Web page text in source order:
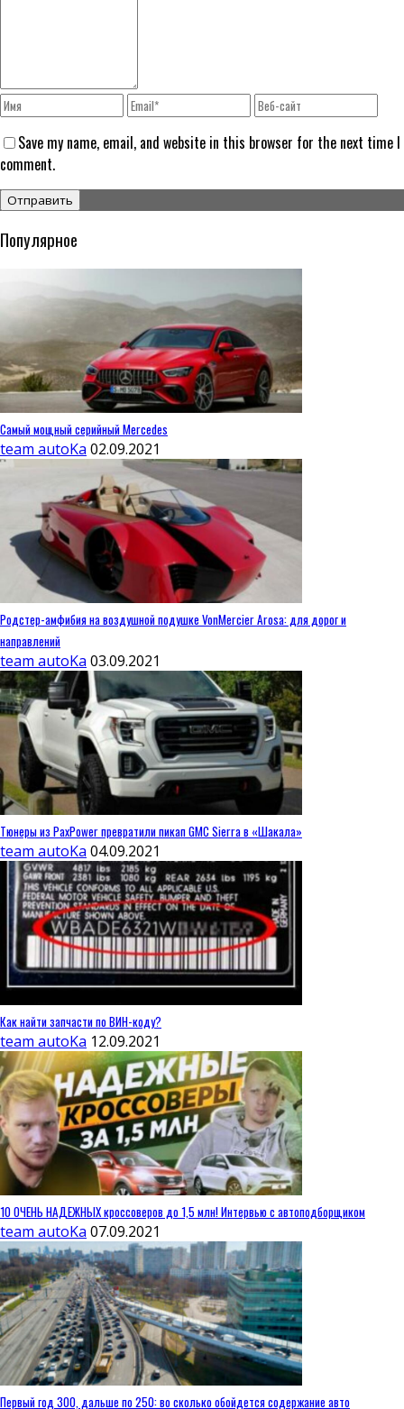
Save my name, email, and website in this browser for the next time I
comment.
Популярное
Самый мощный серийный Mercedes
team autoKa 02.09.2021
Родстер-амфибия на воздушной подушке VonMercier Arosa: для дорог и
направлений
team autoKa 03.09.2021
Тюнеры из PaxPower превратили пикап GMC Sierra в «Шакала»
team autoKa 04.09.2021
Как найти запчасти по ВИН-коду?
team autoKa 12.09.2021
10 ОЧЕНЬ НАДЕЖНЫХ кроссоверов до 1,5 млн! Интервью с автоподборщиком
team autoKa 07.09.2021
Первый год 300, дальше по 250: во сколько обойдется содержание авто